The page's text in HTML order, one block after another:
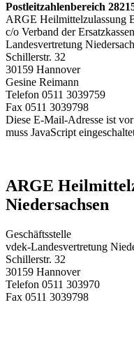
Postleitzahlenbereich
ARGE Heilmittelzulassung
c/o Verband der
Landesvertretung
Schillerstr. 32
30159 Hannover
Gesine Reimann
Telefon 0511 3039759
Fax 0511 3039798
Diese E-Mail-Adresse ist
muss JavaScript
ARGE
Niedersachsen
Geschäftsstelle
vdek-Landesvertretung
Schillerstr. 32
30159 Hannover
Telefon 0511 303970
Fax 0511 3039798